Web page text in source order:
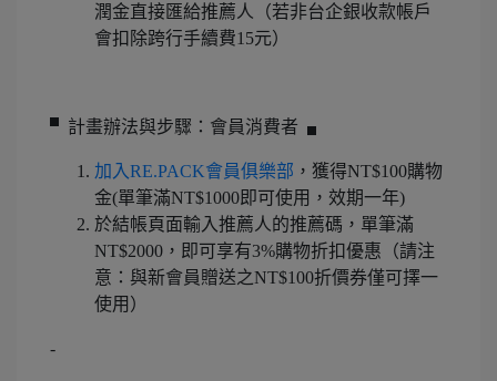
潤金直接匯給推薦人（若非台企銀收款帳戶
會扣除跨行手續費15元）
▘計畫辦法與步驟：會員消費者▗
加入RE.PACK會員俱樂部 ，獲得NT$100購物
金(單筆滿NT$1000即可使用，效期一年)
於結帳頁面輸入推薦人的推薦碼，單筆滿
NT$2000，即可享有3%購物折扣優惠（請注
意：與新會員贈送之NT$100折價券僅可擇一
使用）
-